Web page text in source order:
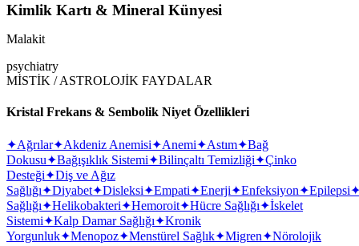
Kimlik Kartı & Mineral Künyesi
Malakit
psychiatry
MİSTİK / ASTROLOJİK FAYDALAR
Kristal Frekans & Sembolik Niyet Özellikleri
✦Ağrılar✦Akdeniz Anemisi✦Anemi✦Astım✦Bağ
Dokusu✦Bağışıklık Sistemi✦Bilinçaltı Temizliği✦Çinko
Desteği✦Diş ve Ağız
Sağlığı✦Diyabet✦Disleksi✦Empati✦Enerji✦Enfeksiyon✦Epilepsi
Sağlığı✦Helikobakteri✦Hemoroit✦Hücre Sağlığı✦İskelet
Sistemi✦Kalp Damar Sağlığı✦Kronik
Yorgunluk✦Menopoz✦Menstürel Sağlık✦Migren✦Nörolojik